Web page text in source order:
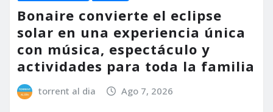
Bonaire convierte el eclipse
solar en una experiencia única
con música, espectáculo y
actividades para toda la familia
torrent al dia Ago 7, 2026